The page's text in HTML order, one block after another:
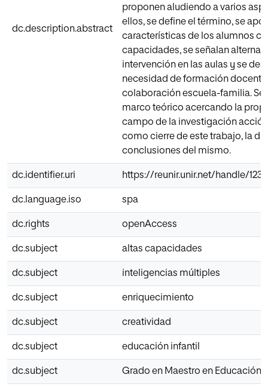
dc.description.abstract
proponen aludiendo a varios
ellos, se define el término, se
características de los alumnos
capacidades, se señalan
intervención en las aulas y se
necesidad de formación
colaboración escuela-familia. Se
marco teórico acercando la
campo de la investigación
como cierre de este trabajo, la
conclusiones del mismo.
dc.identifier.uri https://reunir.unir.net/handle/
dc.language.iso spa
dc.rights openAccess
dc.subject altas capacidades
dc.subject inteligencias múltiples
dc.subject enriquecimiento
dc.subject creatividad
dc.subject educación infantil
dc.subject Grado en Maestro en Educación